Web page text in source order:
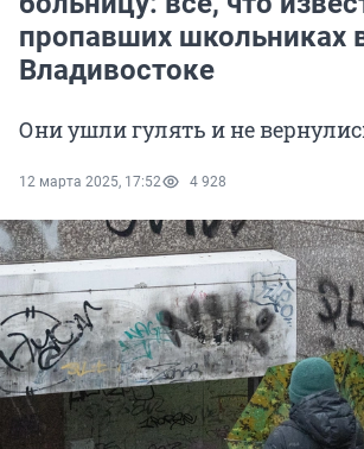
пропавших школьниках
Владивостоке
Они ушли гулять и не
12 марта 2025, 17:52 4 928